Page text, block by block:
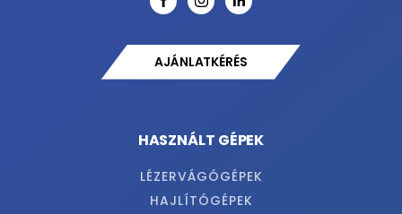
AJÁNLATKÉRÉS
HASZNÁLT GÉPEK
LÉZERVÁGÓGÉPEK
HAJLÍTÓGÉPEK